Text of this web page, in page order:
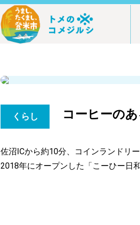
くらし コーヒーの
佐沼ICから約10分、コインランドリ
2018年にオープンした「こーひー日